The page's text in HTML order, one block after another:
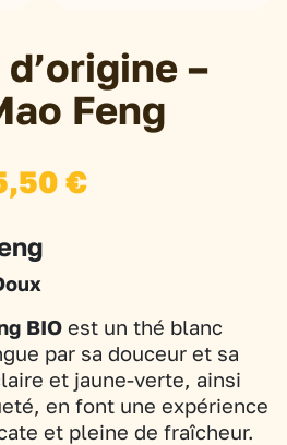
–
Feng
€
BIO est un thé blanc
par sa douceur et sa
et jaune-verte, ainsi
en font une expérience
et pleine de fraîcheur.